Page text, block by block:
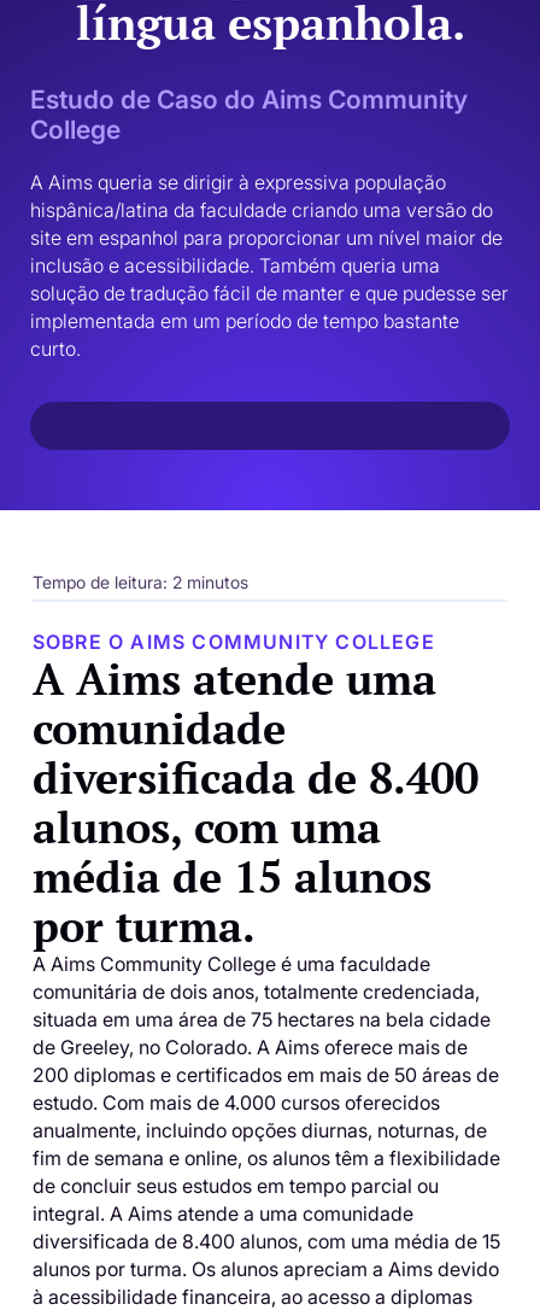
língua espanhola.
Estudo de Caso do Aims Community
College
A Aims queria se dirigir à expressiva população
hispânica/latina da faculdade criando uma versão do
site em espanhol para proporcionar um nível maior de
inclusão e acessibilidade. Também queria uma
solução de tradução fácil de manter e que pudesse ser
implementada em um período de tempo bastante
curto.
Tempo de leitura: 2 minutos
SOBRE O AIMS COMMUNITY COLLEGE
A Aims atende uma
comunidade
diversificada de 8.400
alunos, com uma
média de 15 alunos
por turma.
A Aims Community College é uma faculdade
comunitária de dois anos, totalmente credenciada,
situada em uma área de 75 hectares na bela cidade
de Greeley, no Colorado. A Aims oferece mais de
200 diplomas e certificados em mais de 50 áreas de
estudo. Com mais de 4.000 cursos oferecidos
anualmente, incluindo opções diurnas, noturnas, de
fim de semana e online, os alunos têm a flexibilidade
de concluir seus estudos em tempo parcial ou
integral. A Aims atende a uma comunidade
diversificada de 8.400 alunos, com uma média de 15
alunos por turma. Os alunos apreciam a Aims devido
à acessibilidade financeira, ao acesso a diplomas